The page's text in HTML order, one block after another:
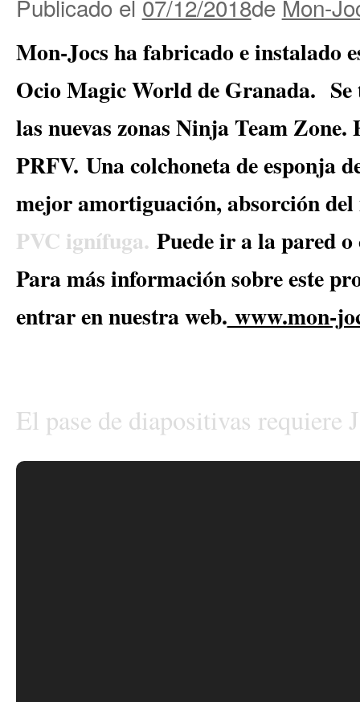
Publicado el 07/12/2018de Mon-
Mon-Jocs ha fabricado e instalado
Ocio Magic World de Granada.
las nuevas zonas Ninja Team Zone.
PRFV. Una colchoneta de esponja
mejor amortiguación, absorción
PVC ignífuga. Puede ir a la pared
Para más información sobre este
entrar en nuestra web. www.mon-
El pase de diapositivas requiere